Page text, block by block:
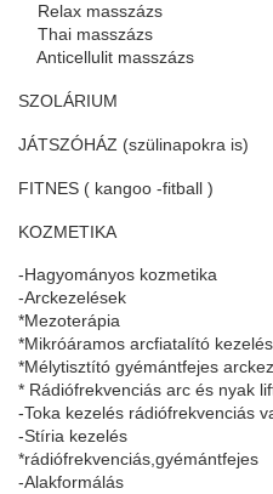
Relax masszázs
Thai masszázs
Anticellulit masszázs
SZOLÁRIUM
JÁTSZÓHÁZ (szülinapokra is)
FITNES ( kangoo -fitball )
KOZMETIKA
-Hagyományos kozmetika
-Arckezelések
*Mezoterápia
*Mikróáramos arcfiatalító
*Mélytisztító gyémántfejes
* Rádiófrekvenciás arc és nyak
-Toka kezelés rádiófrekvenciás
-Stíria kezelés
*rádiófrekvenciás,gyémántfejes
-Alakformálás